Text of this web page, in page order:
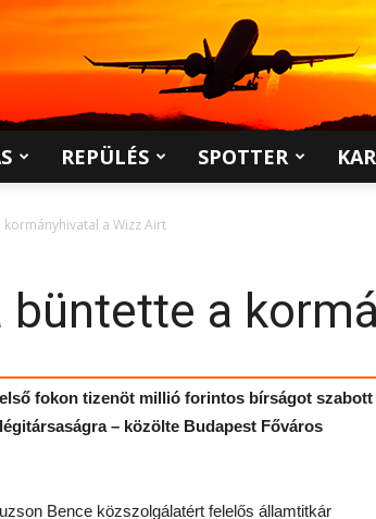
REPÜLÉS SPOTTER
a Wizz Airt
a
fokon tizenöt millió forintos bírságot szabott
– közölte Budapest Főváros
Bence közszolgálatért felelős államtitkár